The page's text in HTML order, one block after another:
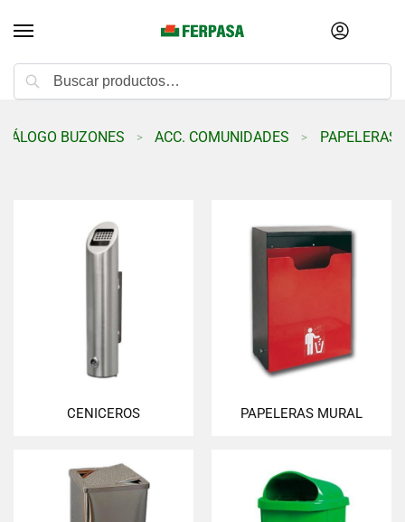
BUZONES > ACC. COMUNIDADES > PAPELERAS
CENICEROS PAPELERAS MURAL